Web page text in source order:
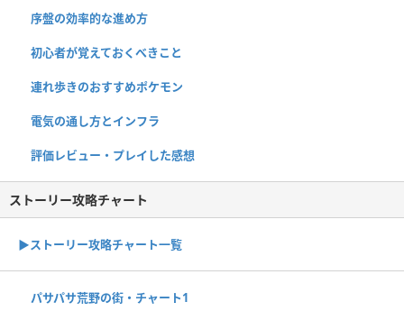
序盤の効率的な進め方
初心者が覚えておくべきこと
連れ歩きのおすすめポケモン
電気の通し方とインフラ
評価レビュー・プレイした感想
ストーリー攻略チャート
▶ストーリー攻略チャート一覧
パサパサ荒野の街・チャート1